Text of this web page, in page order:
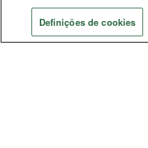
Mesa Conexional
Conferência Anual
Conferência anual
Definições de cookies